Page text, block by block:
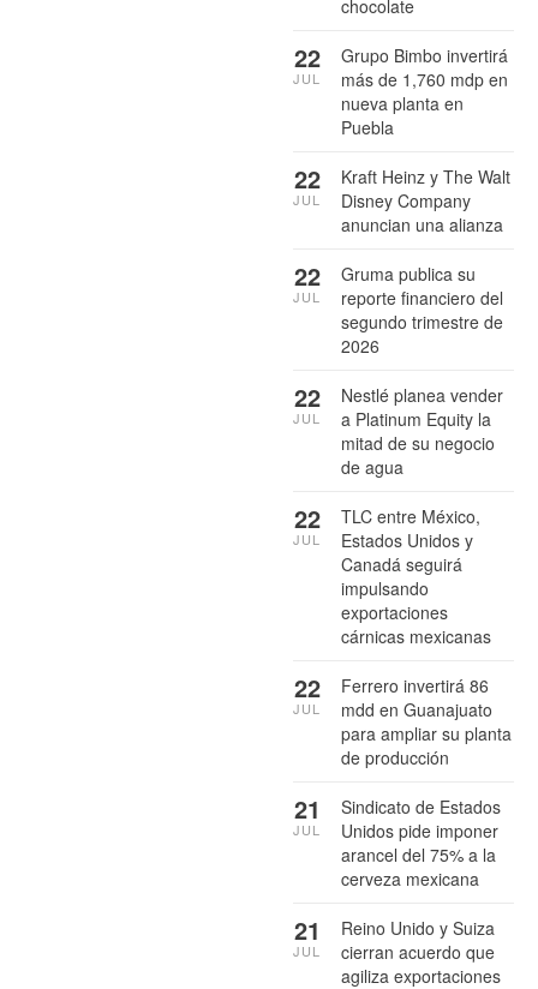
chocolate
Grupo Bimbo invertirá
más de 1,760 mdp en
nueva planta en
Puebla
22
JUL
Kraft Heinz y The Walt
Disney Company
anuncian una alianza
22
JUL
Gruma publica su
reporte financiero del
segundo trimestre de
2026
22
JUL
Nestlé planea vender
a Platinum Equity la
mitad de su negocio
de agua
22
JUL
TLC entre México,
Estados Unidos y
Canadá seguirá
impulsando
exportaciones
cárnicas mexicanas
22
JUL
Ferrero invertirá 86
mdd en Guanajuato
para ampliar su planta
de producción
22
JUL
Sindicato de Estados
Unidos pide imponer
arancel del 75% a la
cerveza mexicana
21
JUL
Reino Unido y Suiza
cierran acuerdo que
agiliza exportaciones
21
JUL